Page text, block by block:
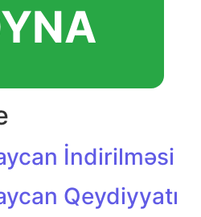
İndirilməsi
Qeydiyyatı